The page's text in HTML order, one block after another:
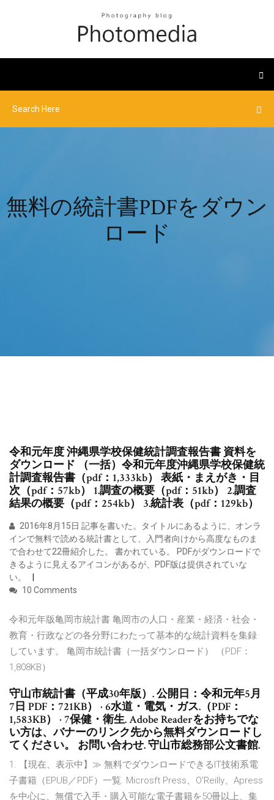
無料の統計書PDFをダウン
ロード
令和元年度 沖縄県学校保健統計調査報告書 資料を
ダウンロード （一括）令和元年度沖縄県学校保健統
計調査報告書（pdf：1,333kb） 表紙・まえがき・目
次（pdf：57kb） 1.調査の概要（pdf：51kb） 2.調査
結果の概要（pdf：254kb） 3.統計表（pdf：129kb）
2016年8月15日 記事を書いた。タイトルにあるように、オンラ
インで無料で読める統計書として、入門者向けから高度なものま
で合わせて22冊紹介した。 書かれている。 PDFがダウンロードで
きるように見えるアイコンがあるが、PDF版は提供されていな
い。
10 Comments
令和元年版亀岡市統計書 亀岡市の人口・産業・経済・社会・
教育・行政などの各分野にわたって基本的な統計資料を集録
しています。 亀岡市統計書（一括ダウンロード） （PDF：
1,808KB）
守山市統計書（平成30年版）. 公開日：令和元年5月
7日 PDF：721KB） · 6水道・電気・ガス.（PDF：
1,583KB） · 7保健・衛生. Adobe Readerをお持ちでな
い方は、バナーのリンク先から無料ダウンロードし
てください。 お問い合わせ. 守山市総務部公文書館.
1. 【現在、表示中】≫ 無料でダウンロードできるIT技術系電
子書籍（EPUB／PDF）一覧. Microsft Press、O'Reilly、Apress
を中心に、無償で入手・購入可能な電子書籍を50冊以上、集